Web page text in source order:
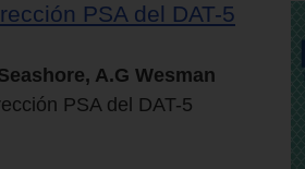
PSA del DAT-5
A.G Wesman
PSA del DAT-5